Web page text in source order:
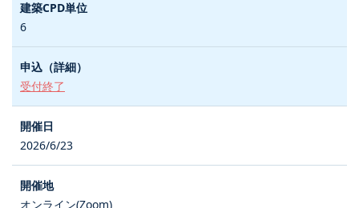
6
受付終了
2026/6/23
オンライン(Zoom)